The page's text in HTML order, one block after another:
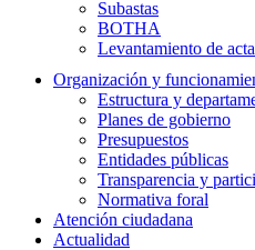
Subastas
BOTHA
Levantamiento de
Organización y
Estructura y
Planes de gobierno
Presupuestos
Entidades públicas
Transparencia y
Normativa foral
Atención ciudadana
Actualidad